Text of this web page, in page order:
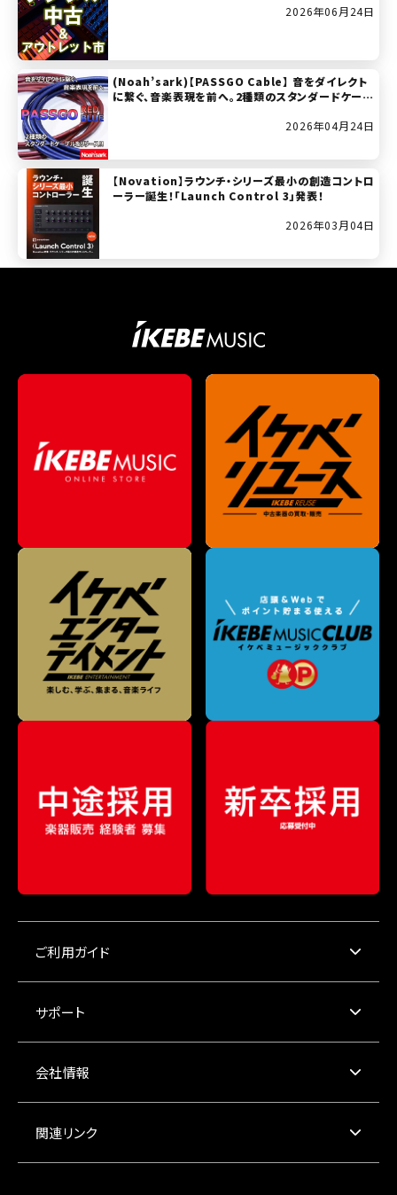
2026年06月24日
(Noah’sark)【PASSGO Cable】 音をダイレクト
に繋ぐ、音楽表現を前へ。2種類のスタンダードケーブ
2026年04月24日
【Novation】ラウンチ・シリーズ最小の創造コントロ
ーラー誕生！「Launch Control 3」発表！
2026年03月04日
ご利用ガイド
サポート
会社情報
関連リンク